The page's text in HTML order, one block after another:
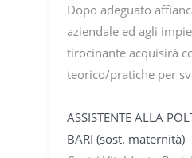
Dopo adeguato
aziendale ed agli
tirocinante acquisirà
teorico/pratiche per
ASSISTENTE ALLA
BARI (sost. maternità)